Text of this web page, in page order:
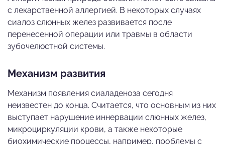
с лекарственной аллергией. В некоторых случаях
сиалоз слюнных желез развивается после
перенесенной операции или травмы в области
зубочелюстной системы.
Механизм развития
Механизм появления сиаладеноза сегодня
неизвестен до конца. Считается, что основным из них
выступает нарушение иннервации слюнных желез,
микроциркуляции крови, а также некоторые
биохимические процессы, например, проблемы с